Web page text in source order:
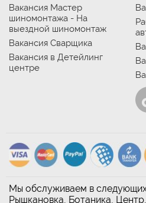
Вакансия Мастер
шиномонтажа - На
выездной шиномонтаж
Вакансия Сварщика
Вакансия в Детейлинг
центре
Мы обслуживаем в
Рышкановка, Ботаника,